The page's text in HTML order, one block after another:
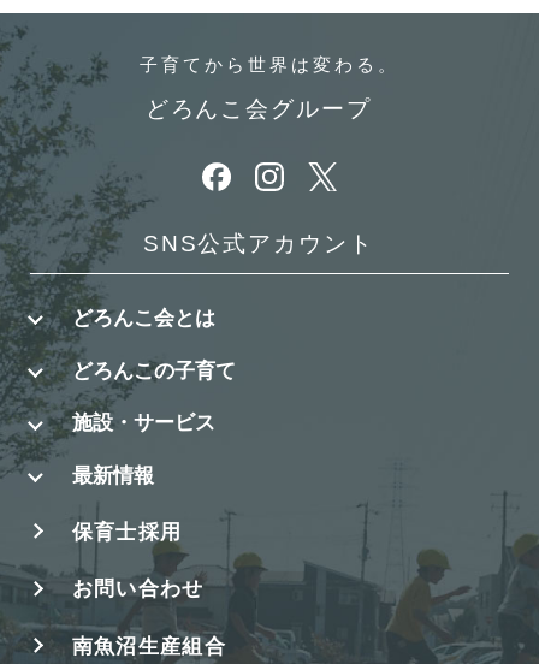
子育てから 世界は変わる。
どろんこ会グループ
別ウィンドウで開きます
別ウィンドウで開きます
別ウィンドウで開きます
SNS公式アカウント
どろんこ会とは
どろんこの子育て
施設・サービス
最新情報
保育士採用
お問い合わせ
南魚沼生産組合